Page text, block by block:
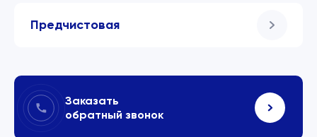
Предчистовая
Заказать
обратный звонок